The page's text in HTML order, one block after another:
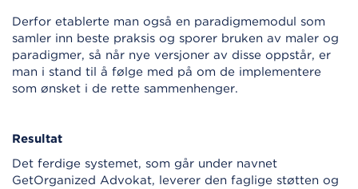
Derfor etablerte man også en paradigmemodul som
samler inn beste praksis og sporer bruken av maler og
paradigmer, så når nye versjoner av disse oppstår, er
man i stand til å følge med på om de implementere
som ønsket i de rette sammenhenger.
Resultat
Det ferdige systemet, som går under navnet
GetOrganized Advokat, leverer den faglige støtten og